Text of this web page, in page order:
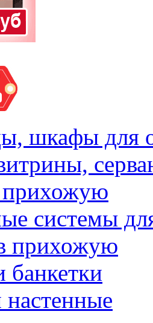
шкафы для
системы
прихожую
банкетки